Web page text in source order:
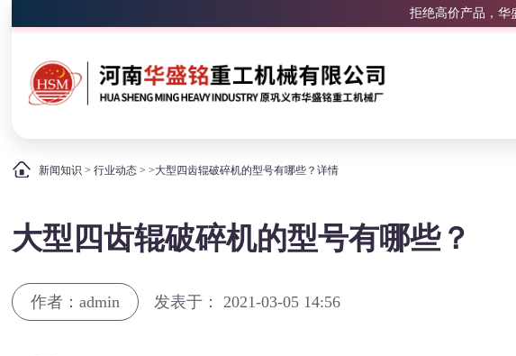
拒绝高价产品，华
新闻知识 >行业动态 > >大型四齿辊破碎机的型号有哪些？详情
大型四齿辊破碎机的型号有哪些？
作者：admin 发表于： 2021-03-05 14:56